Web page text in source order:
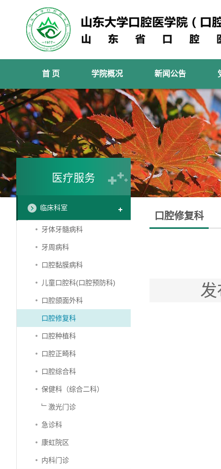
首 页 学院概况 新闻公告
医疗服务
临床科室
牙体牙髓病科
牙周病科
口腔黏膜病科
儿童口腔科(口腔预防科)
口腔颌面外科
口腔修复科
口腔种植科
口腔正畸科
口腔综合科
保健科（综合二科）
﹂激光门诊
急诊科
康虹院区
内科门诊
口腔修复科